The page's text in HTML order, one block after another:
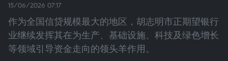
15/06/2026 07:17
作为全国信贷规模最大的地区，胡志明市正期望银行
业继续发挥其在为生产、基础设施、科技及绿色增长
等领域引导资金走向的领头羊作用。